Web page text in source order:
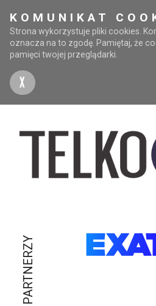
KOMUNIKAT
Strona wykorzystuje pliki cookies.
oznacza na to zgodę. Pamiętaj, że
pamięci twojej przeglądarki.
X
PARTNERZY